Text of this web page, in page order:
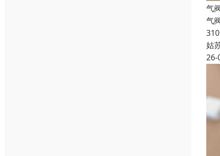
气
气
姑
26-